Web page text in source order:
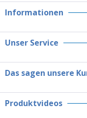
Informationen
Unser Service
Das sagen unsere
Produktvideos